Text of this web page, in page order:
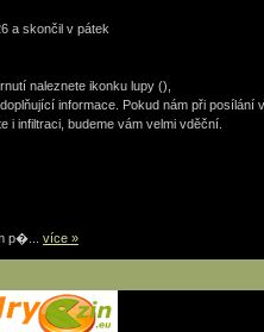
a skončil v pátek
naleznete ikonku lupy (),
informace. Pokud nám při posílání
i infiltraci, budeme vám velmi vděční.
p�... více »